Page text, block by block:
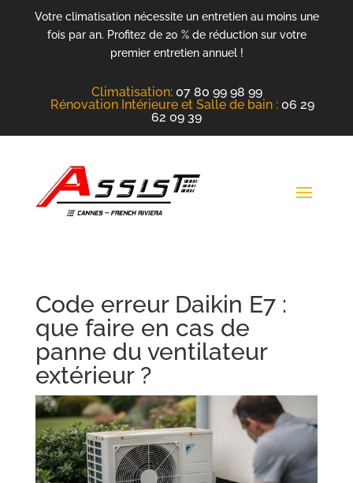
Votre climatisation nécessite un entretien au moins une
fois par an. Profitez de 20 % de réduction sur votre
premier entretien annuel !
Climatisation: 07 80 99 98 99
Rénovation Intérieure et Salle de bain : 06 29
62 09 39
Code erreur Daikin E7 :
que faire en cas de
panne du ventilateur
extérieur ?